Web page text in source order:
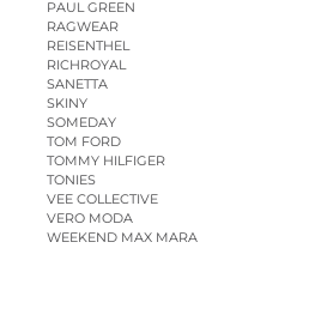
PAUL GREEN
RAGWEAR
REISENTHEL
RICHROYAL
SANETTA
SKINY
SOMEDAY
TOM FORD
TOMMY HILFIGER
TONIES
VEE COLLECTIVE
VERO MODA
WEEKEND MAX MARA